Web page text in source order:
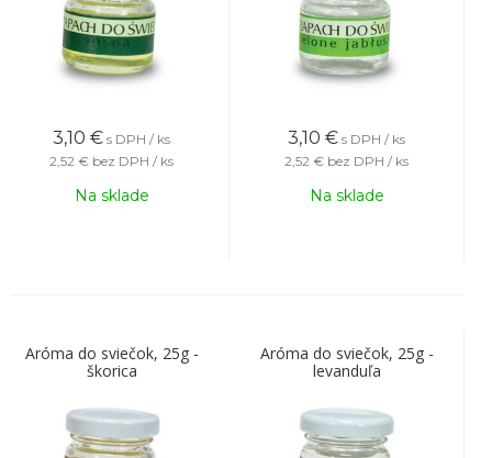
3,10 € s DPH / ks
2,52 € bez DPH / ks
Na sklade
3,10 € s DPH / ks
2,52 € bez DPH / ks
Na sklade
Aróma do sviečok, 25g -
škorica
Aróma do sviečok, 25g -
levanduľa